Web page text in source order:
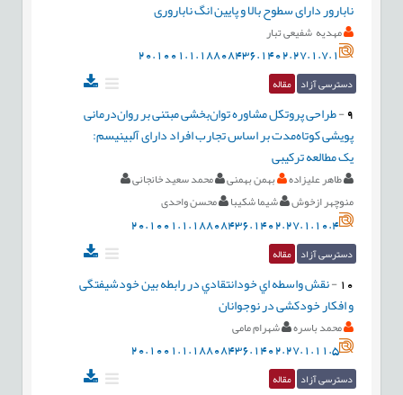
نابارور دارای سطوح بالا و پایین انگ ناباروری
مهدیه شفیعی تبار
20.1001.1.18808436.1402.27.1.7.1
دسترسی آزاد مقاله
9
-طراحی پروتکل مشاوره توان‌بخشی مبتنی بر روان‌درمانی
پویشی کوتاه‌مدت بر اساس تجارب افراد دارای آلبینیسم:
یک مطالعه ترکیبی
طاهر علیزاده بهمن بهمنی
محمد سعید خانجانی
منوچهر ازخوش
شیما شکیبا محسن واحدی
20.1001.1.18808436.1402.27.1.10.4
دسترسی آزاد مقاله
10
-نقش واسطه اي خودانتقادي در رابطه بين خودشیفتگی
و افکار خودکشی در نوجوانان
محمد باسره شهرام مامی
20.1001.1.18808436.1402.27.1.11.5
دسترسی آزاد مقاله